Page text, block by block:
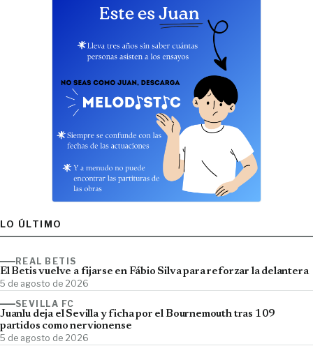
LO ÚLTIMO
REAL BETIS
El Betis vuelve a fijarse en Fábio Silva para reforzar la delantera
5 de agosto de 2026
SEVILLA FC
Juanlu deja el Sevilla y ficha por el Bournemouth tras 109
partidos como nervionense
5 de agosto de 2026